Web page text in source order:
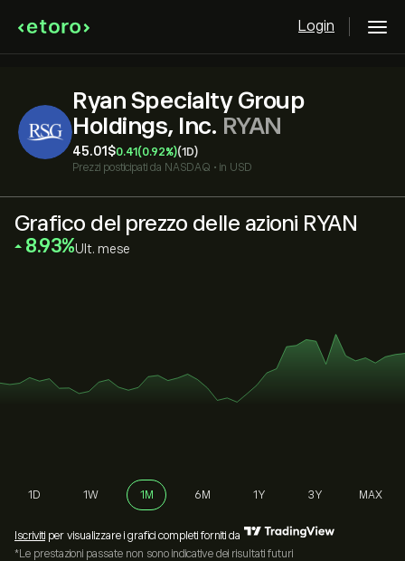
Login
Ryan Specialty Group
Holdings, Inc. RYAN
45.01‎$‎0.41 (0.92%)(1D)
Prezzi posticipati da NASDAQ • in USD
Grafico del prezzo delle azioni RYAN
‎8.93‎ Ult. mese
1D 1W 1M 6M 1Y 3Y MAX
Iscriviti per visualizzare i grafici completi forniti da
*Le prestazioni passate non sono indicative dei risultati futuri